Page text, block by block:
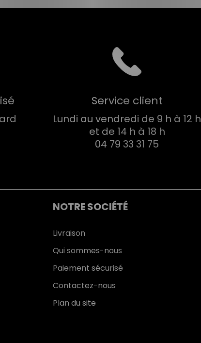
Service client
Lundi au vendredi de 9 h à 12 h
et de 14 h à 18 h
04 79 33 31 75
NOTRE SOCIÉTÉ
Livraison
Qui sommes-nous
Paiement sécurisé
Contactez-nous
Plan du site